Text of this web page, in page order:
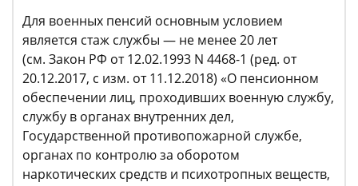
Для военных пенсий основным условием
является стаж службы — не менее 20 лет
(см. Закон РФ от 12.02.1993 N 4468-1 (ред. от
20.12.2017, с изм. от 11.12.2018) «О пенсионном
обеспечении лиц, проходивших военную службу,
службу в органах внутренних дел,
Государственной противопожарной службе,
органах по контролю за оборотом
наркотических средств и психотропных веществ,